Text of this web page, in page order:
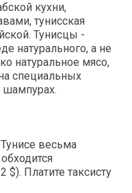
кухни,
тунисская
Тунисцы -
натурального, а не
натуральное мясо,
специальных
шампурах.
весьма
$). Платите таксисту